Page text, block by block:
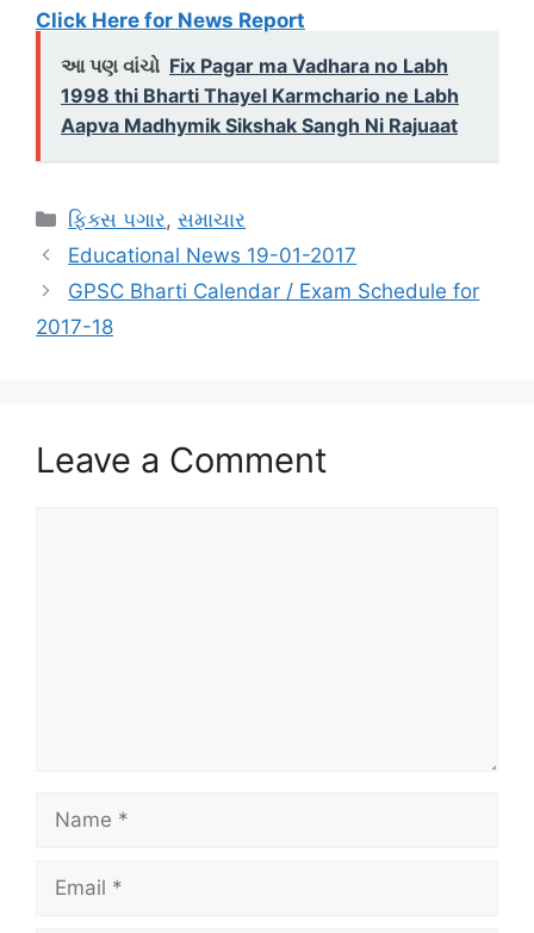
Click Here for News Report
આ પણ વાંચો Fix Pagar ma Vadhara no Labh
1998 thi Bharti Thayel Karmchario ne Labh
Aapva Madhymik Sikshak Sangh Ni Rajuaat
Categories
ફિક્સ પગાર,સમાચાર
Educational News 19-01-2017
GPSC Bharti Calendar / Exam Schedule for
2017-18
Leave a Comment